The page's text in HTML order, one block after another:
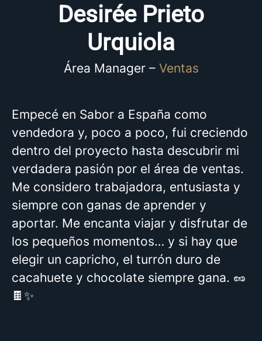
Desirée Prieto
Urquiola
Área Manager – Ventas
Empecé en Sabor a España como
vendedora y, poco a poco, fui creciendo
dentro del proyecto hasta descubrir mi
verdadera pasión por el área de ventas.
Me considero trabajadora, entusiasta y
siempre con ganas de aprender y
aportar. Me encanta viajar y disfrutar de
los pequeños momentos… y si hay que
elegir un capricho, el turrón duro de
cacahuete y chocolate siempre gana. 🥜
🍫✨